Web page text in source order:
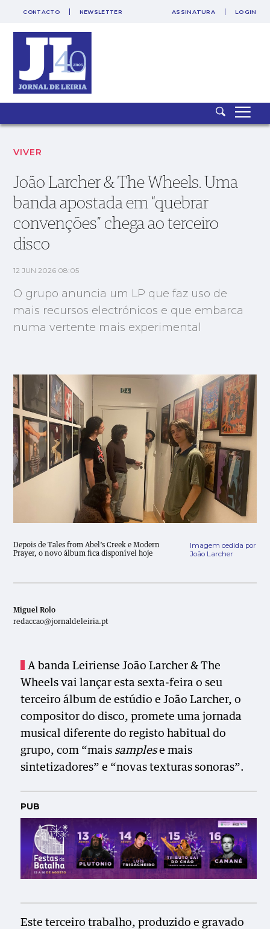
SAIR
CONTACTO NEWSLETTER ASSINATURA LOGIN
João Larcher & The Wheels. Uma banda apostada em “quebrar
convenções” chega ao terceiro disco
VIVER
João Larcher & The Wheels. Uma
banda apostada em “quebrar
convenções” chega ao terceiro
disco
12 JUN 2026 08:05
O grupo anuncia um LP que faz uso de
mais recursos electrónicos e que embarca
numa vertente mais experimental
Depois de Tales from Abel’s Creek e Modern
Prayer, o novo álbum fica disponível hoje
Imagem cedida por
João Larcher
Miguel Rolo
redaccao@jornaldeleiria.pt
A banda Leiriense João Larcher & The
Wheels vai lançar esta sexta-feira o seu
terceiro álbum de estúdio e João Larcher, o
compositor do disco, promete uma jornada
musical diferente do registo habitual do
grupo, com “mais samplese mais
sintetizadores” e “novas texturas sonoras”.
PUB
Este terceiro trabalho, produzido e gravado